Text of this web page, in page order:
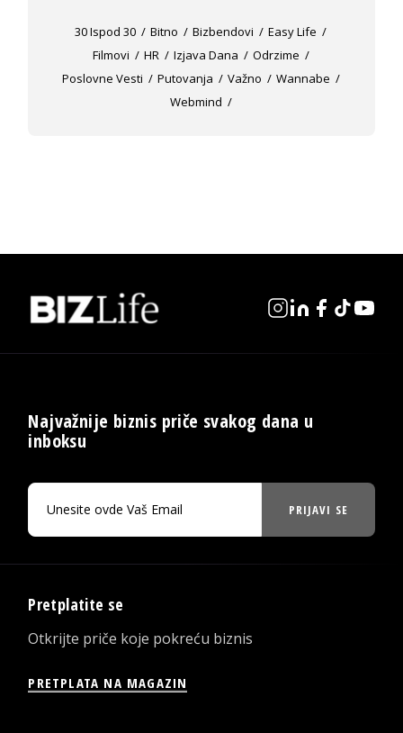
30 Ispod 30 Bitno Bizbendovi
Easy Life
Filmovi
HR Izjava Dana
Odrzime
Poslovne Vesti
Putovanja Važno
Wannabe
Webmind
Najvažnije biznis priče svakog dana u
inboksu
PRIJAVI SE
Pretplatite se
Otkrijte priče koje pokreću biznis
PRETPLATA NA MAGAZIN